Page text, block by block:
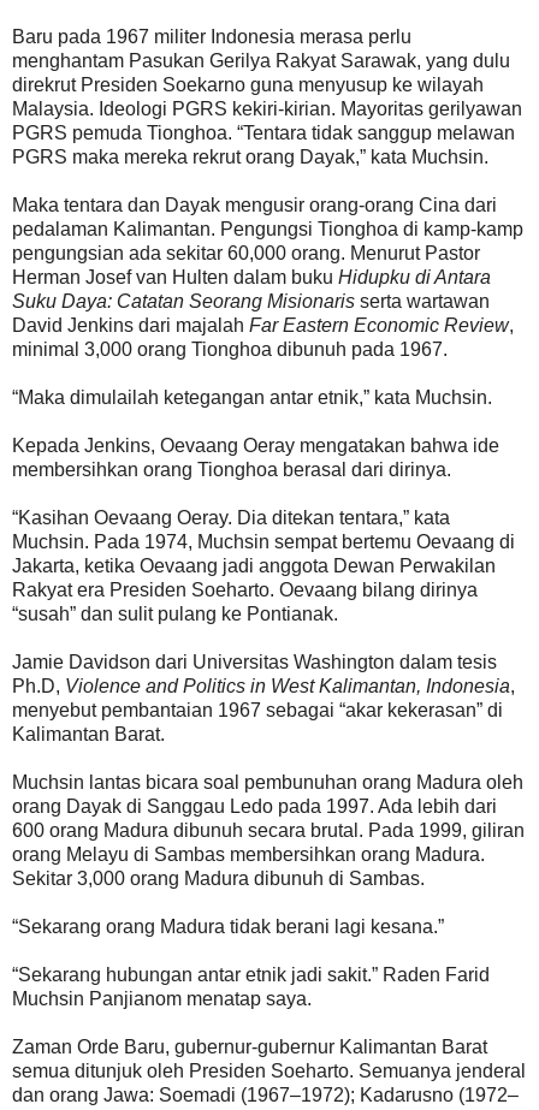
Baru pada 1967 militer Indonesia merasa perlu
menghantam Pasukan Gerilya Rakyat Sarawak, yang dulu
direkrut Presiden Soekarno guna menyusup ke wilayah
Malaysia. Ideologi PGRS kekiri-kirian. Mayoritas gerilyawan
PGRS pemuda Tionghoa. “Tentara tidak sanggup melawan
PGRS maka mereka rekrut orang Dayak,” kata Muchsin.
Maka tentara dan Dayak mengusir orang-orang Cina dari
pedalaman Kalimantan. Pengungsi Tionghoa di kamp-kamp
pengungsian ada sekitar 60,000 orang. Menurut Pastor
Herman Josef van Hulten dalam buku Hidupku di Antara
Suku Daya: Catatan Seorang Misionaris serta wartawan
David Jenkins dari majalah Far Eastern Economic Review,
minimal 3,000 orang Tionghoa dibunuh pada 1967.
“Maka dimulailah ketegangan antar etnik,” kata Muchsin.
Kepada Jenkins, Oevaang Oeray mengatakan bahwa ide
membersihkan orang Tionghoa berasal dari dirinya.
“Kasihan Oevaang Oeray. Dia ditekan tentara,” kata
Muchsin. Pada 1974, Muchsin sempat bertemu Oevaang di
Jakarta, ketika Oevaang jadi anggota Dewan Perwakilan
Rakyat era Presiden Soeharto. Oevaang bilang dirinya
“susah” dan sulit pulang ke Pontianak.
Jamie Davidson dari Universitas Washington dalam tesis
Ph.D, Violence and Politics in West Kalimantan, Indonesia,
menyebut pembantaian 1967 sebagai “akar kekerasan” di
Kalimantan Barat.
Muchsin lantas bicara soal pembunuhan orang Madura oleh
orang Dayak di Sanggau Ledo pada 1997. Ada lebih dari
600 orang Madura dibunuh secara brutal. Pada 1999, giliran
orang Melayu di Sambas membersihkan orang Madura.
Sekitar 3,000 orang Madura dibunuh di Sambas.
“Sekarang orang Madura tidak berani lagi kesana.”
“Sekarang hubungan antar etnik jadi sakit.” Raden Farid
Muchsin Panjianom menatap saya.
Zaman Orde Baru, gubernur-gubernur Kalimantan Barat
semua ditunjuk oleh Presiden Soeharto. Semuanya jenderal
dan orang Jawa: Soemadi (1967–1972); Kadarusno (1972–